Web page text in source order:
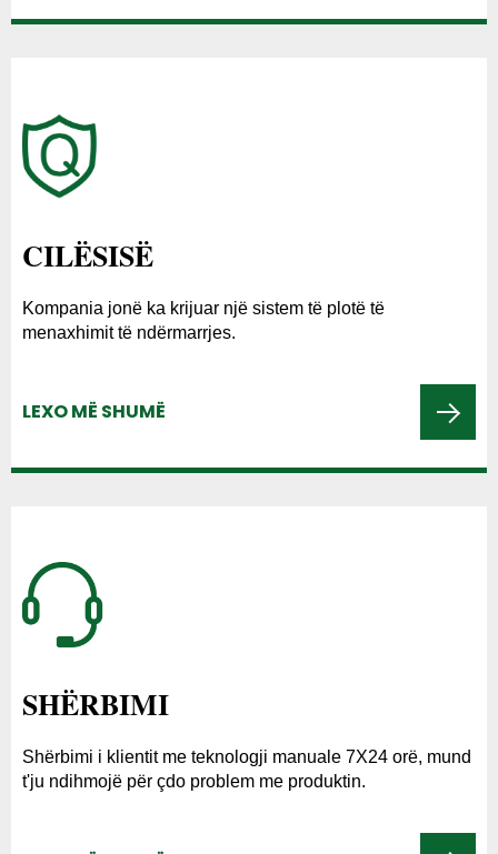
CILËSISË
Kompania jonë ka krijuar një sistem të plotë të
menaxhimit të ndërmarrjes.
LEXO MË SHUMË
SHËRBIMI
Shërbimi i klientit me teknologji manuale 7X24 orë, mund
t'ju ndihmojë për çdo problem me produktin.